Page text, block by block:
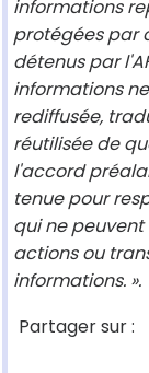
informations
protégées par
détenus par
informations
rediffusée,
réutilisée de
l'accord
tenue pour
qui ne peuvent
actions ou
informations. ».
Partager sur :